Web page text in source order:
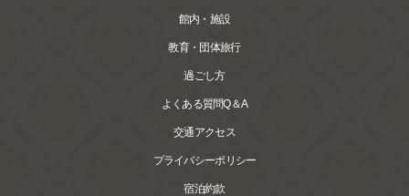
館内・施設
教育・団体旅行
過ごし方
よくある質問Q＆A
交通アクセス
プライバシーポリシー
宿泊約款